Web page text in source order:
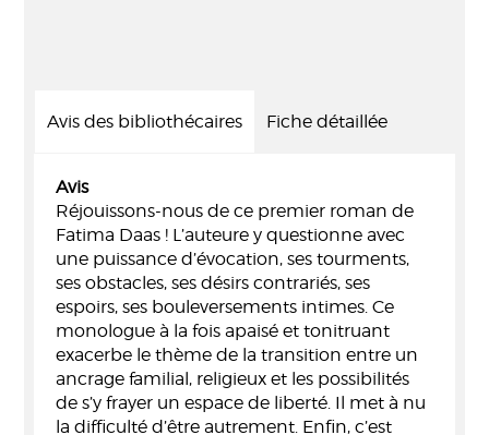
Avis des bibliothécaires Fiche détaillée
Avis
Réjouissons-nous de ce premier roman de
Fatima Daas ! L’auteure y questionne avec
une puissance d’évocation, ses tourments,
ses obstacles, ses désirs contrariés, ses
espoirs, ses bouleversements intimes. Ce
monologue à la fois apaisé et tonitruant
exacerbe le thème de la transition entre un
ancrage familial, religieux et les possibilités
de s’y frayer un espace de liberté. Il met à nu
la difficulté d’être autrement. Enfin, c’est